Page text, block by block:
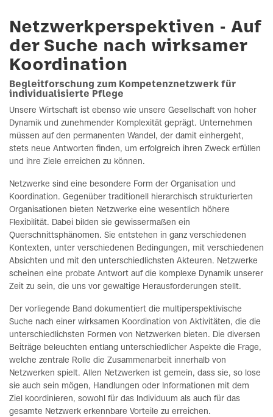
Netzwerkperspektiven - Auf
der Suche nach wirksamer
Koordination
Begleitforschung zum Kompetenznetzwerk für
individualisierte Pflege
Unsere Wirtschaft ist ebenso wie unsere Gesellschaft von hoher
Dynamik und zunehmender Komplexität geprägt. Unternehmen
müssen auf den permanenten Wandel, der damit einhergeht,
stets neue Antworten finden, um erfolgreich ihren Zweck erfüllen
und ihre Ziele erreichen zu können.
Netzwerke sind eine besondere Form der Organisation und
Koordination. Gegenüber traditionell hierarchisch strukturierten
Organisationen bieten Netzwerke eine wesentlich höhere
Flexibilität. Dabei bilden sie gewissermaßen ein
Querschnittsphänomen. Sie entstehen in ganz verschiedenen
Kontexten, unter verschiedenen Bedingungen, mit verschiedenen
Absichten und mit den unterschiedlichsten Akteuren. Netzwerke
scheinen eine probate Antwort auf die komplexe Dynamik unserer
Zeit zu sein, die uns vor gewaltige Herausforderungen stellt.
Der vorliegende Band dokumentiert die multiperspektivische
Suche nach einer wirksamen Koordination von Aktivitäten, die die
unterschiedlichsten Formen von Netzwerken bieten. Die diversen
Beiträge beleuchten entlang unterschiedlicher Aspekte die Frage,
welche zentrale Rolle die Zusammenarbeit innerhalb von
Netzwerken spielt. Allen Netzwerken ist gemein, dass sie, so lose
sie auch sein mögen, Handlungen oder Informationen mit dem
Ziel koordinieren, sowohl für das Individuum als auch für das
gesamte Netzwerk erkennbare Vorteile zu erreichen.